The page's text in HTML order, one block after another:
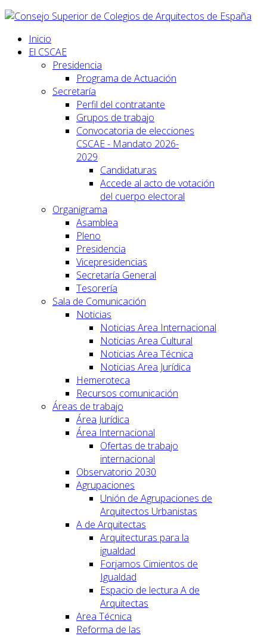
Inicio
El CSCAE
Presidencia
Programa de Actuación
Secretaría
Perfil del contratante
Grupos de trabajo
Convocatoria de elecciones
CSCAE - Mandato 2026-
2029
Candidaturas
Accede al acto de votación
del cuerpo electoral
Organigrama
Asamblea
Pleno
Presidencia
Vicepresidencias
Secretaría General
Tesorería
Sala de Comunicación
Noticias
Noticias Area Internacional
Noticias Area Cultural
Noticias Area Técnica
Noticias Area Jurídica
Hemeroteca
Recursos comunicación
Áreas de trabajo
Área Jurídica
Área Internacional
Ofertas de trabajo
internacional
Observatorio 2030
Agrupaciones
Unión de Agrupaciones de
Arquitectos Urbanistas
A de Arquitectas
Arquitecturas para la
igualdad
Forjamos Cimientos de
Igualdad
Espacio de lectura A de
Arquitectas
Area Técnica
Reforma de las